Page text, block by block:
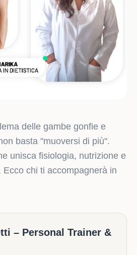
delle gambe gonfie e
basta "muoversi di più".
unisca fisiologia, nutrizione e
chi ti accompagnerà in
– Personal Trainer &